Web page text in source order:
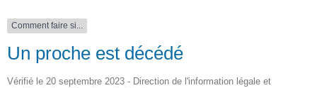
Comment faire si...
Un proche est décédé
Vérifié le 20 septembre 2023 - Direction de l'information légale et